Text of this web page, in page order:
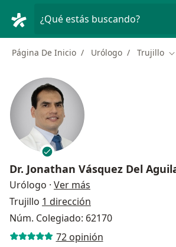
¿Qué estás buscando?
Página De Inicio Urólogo Trujillo
Dr. Jonathan Vásquez Del
Urólogo · Ver más
Trujillo 1 dirección
Núm. Colegiado: 62170
72 opinión